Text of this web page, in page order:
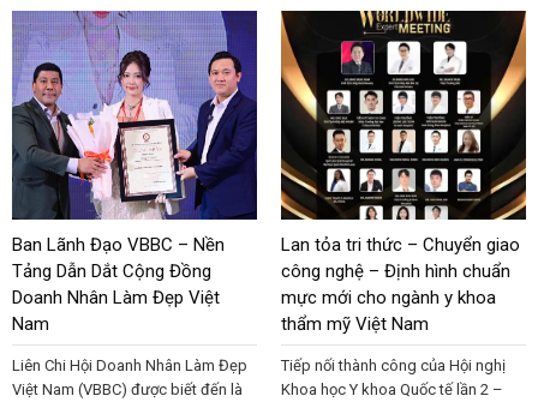
Ban Lãnh Đạo VBBC – Nền
Tảng Dẫn Dắt Cộng Đồng
Doanh Nhân Làm Đẹp Việt
Nam
Liên Chi Hội Doanh Nhân Làm Đẹp
Việt Nam (VBBC) được biết đến là
Lan tỏa tri thức – Chuyển giao
công nghệ – Định hình chuẩn
mực mới cho ngành y khoa
thẩm mỹ Việt Nam
Tiếp nối thành công của Hội nghị
Khoa học Y khoa Quốc tế lần 2 –